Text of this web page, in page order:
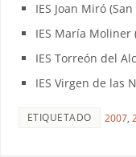
IES Joan Miró
IES María Moliner
IES Torreón del
IES Virgen de las
ETIQUETADO 2007,